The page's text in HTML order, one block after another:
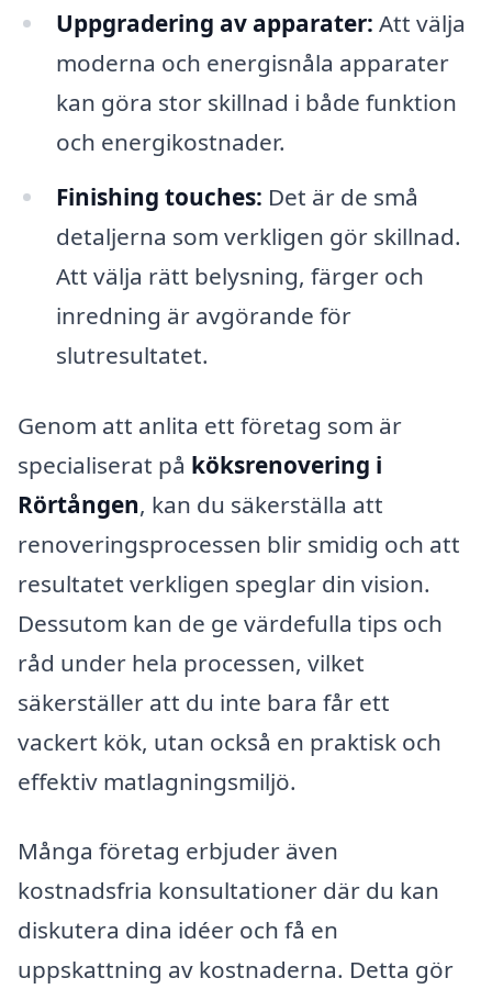
Uppgradering av apparater: Att välja
moderna och energisnåla apparater
kan göra stor skillnad i både funktion
och energikostnader.
Finishing touches: Det är de små
detaljerna som verkligen gör skillnad.
Att välja rätt belysning, färger och
inredning är avgörande för
slutresultatet.
Genom att anlita ett företag som är
specialiserat på köksrenovering i
Rörtången, kan du säkerställa att
renoveringsprocessen blir smidig och att
resultatet verkligen speglar din vision.
Dessutom kan de ge värdefulla tips och
råd under hela processen, vilket
säkerställer att du inte bara får ett
vackert kök, utan också en praktisk och
effektiv matlagningsmiljö.
Många företag erbjuder även
kostnadsfria konsultationer där du kan
diskutera dina idéer och få en
uppskattning av kostnaderna. Detta gör